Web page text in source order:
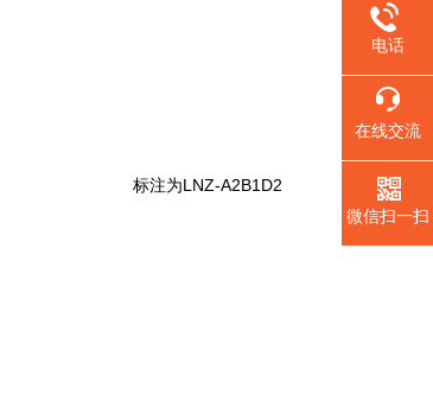
常开一常闭。 标注为LNZ-A2B1D2
电话
在线交流
微信扫一扫